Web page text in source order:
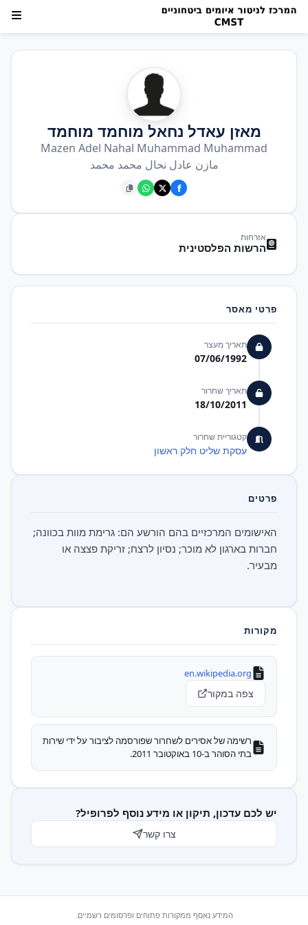
מאזן עאדל נחאל מוחמד מוחמד
Mazen Adel Nahal Muhammad Muhammad
مازن عادل نحال محمد محمد
אזרחות
הרשות הפלסטינית
פרטי מאסר
תאריך מעצר
07/06/1992
תאריך שחרור
18/10/2011
קטגוריית שחרור
עסקת שליט חלק ראשון
פרטים
האישומים המרכזיים בהם הורשע הם: גרימת מוות בכוונה;
חברות בארגון לא מוכר; נסיון לרצח; זריקת פצצה או
מבעיר.
מקורות
en.wikipedia.org
צפה במקור
רשימה של אסירים לשחרור שפורסמה לציבור על ידי שירות
בתי הסוהר ב-10 באוקטובר 2011.
יש לכם עדכון, תיקון או מידע נוסף לפרופיל?
צרו קשר
המידע נאסף ממקורות פתוחים ופרסומים רשמיים.